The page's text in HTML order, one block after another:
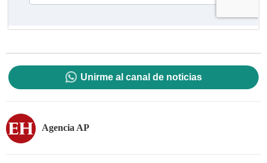
Unirme al canal de noticias
Agencia AP